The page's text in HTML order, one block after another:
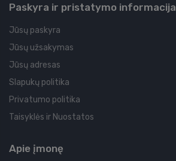
Paskyra ir pristatymo informacija
Jūsų paskyra
Jūsų užsakymas
Jūsų adresas
Slapukų politika
Privatumo politika
Taisyklės ir Nuostatos
Apie įmonę